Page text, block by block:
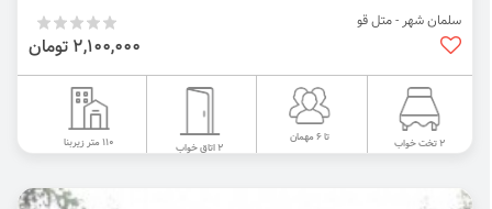
سلمان شهر - متل قو
2,100,000 تومان
2 تخت خواب تا 6 مهمان
2 اتاق خواب 110 متر زیربنا